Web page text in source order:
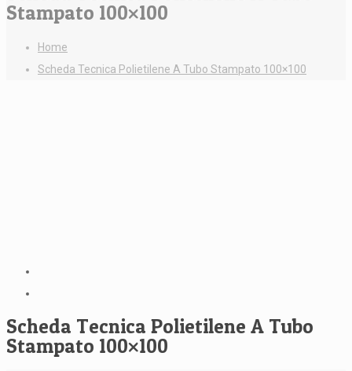
Stampato 100×100
Home
Scheda Tecnica Polietilene A Tubo Stampato 100×100
Scheda Tecnica Polietilene A Tubo
Stampato 100×100